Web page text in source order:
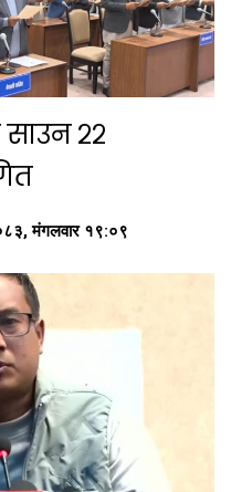
२२
मंगलवार १९:०९